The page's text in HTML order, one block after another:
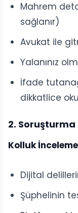
Mahrem
sağlanır)
Avukat ile
Yalanınız
İfade
dikkatlice
2.
Kolluk
Dijital
Şüphelinin